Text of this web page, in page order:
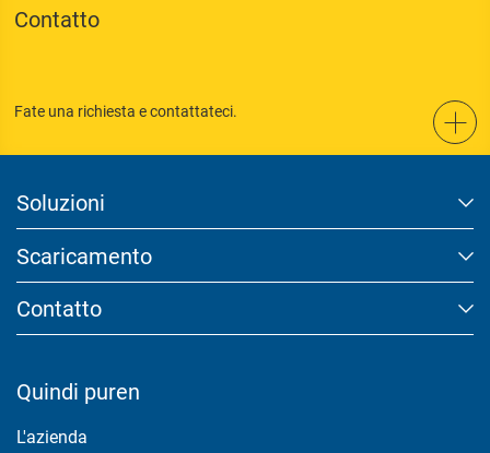
Contatto
Fate una richiesta e contattateci.
Quindi puren
L'azienda
Soluzioni
Scaricamento
Contatto